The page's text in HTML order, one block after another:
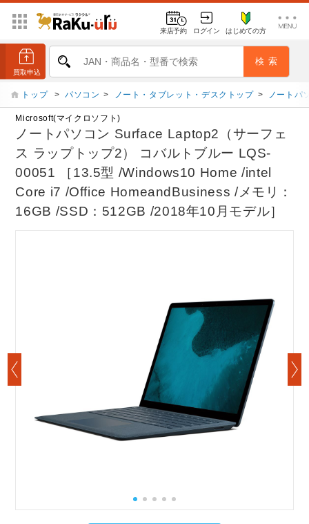
来店予約 ログイン はじめての方
トップ > パソコン > ノート・タブレット・デスクトップ > ノートパ
Microsoft(マイクロソフト)
ノートパソコン Surface Laptop2（サーフェ
ス ラップトップ2） コバルトブルー LQS-
00051 ［13.5型 /Windows10 Home /intel
Core i7 /Office HomeandBusiness /メモリ：
16GB /SSD：512GB /2018年10月モデル］